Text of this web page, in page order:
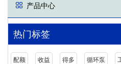
产品中心
热门标签
配额 收益 得多 循环泵